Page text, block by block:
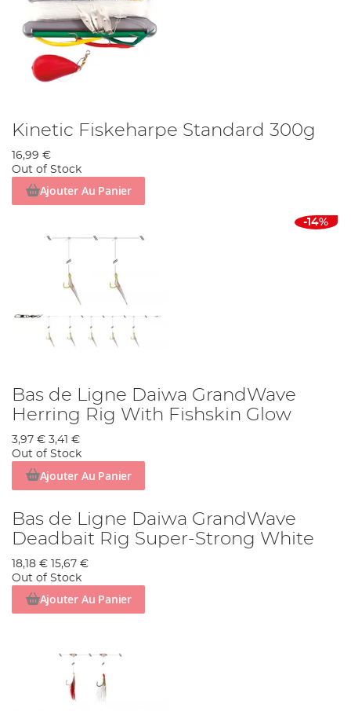
Kinetic Fiskeharpe Standard 300g
16,99 €
Out of Stock
Ajouter Au Panier
-14%
Bas de Ligne Daiwa GrandWave
Herring Rig With Fishskin Glow
3,97 € 3,41 €
Out of Stock
Ajouter Au Panier
Bas de Ligne Daiwa GrandWave
Deadbait Rig Super-Strong White
18,18 € 15,67 €
Out of Stock
Ajouter Au Panier